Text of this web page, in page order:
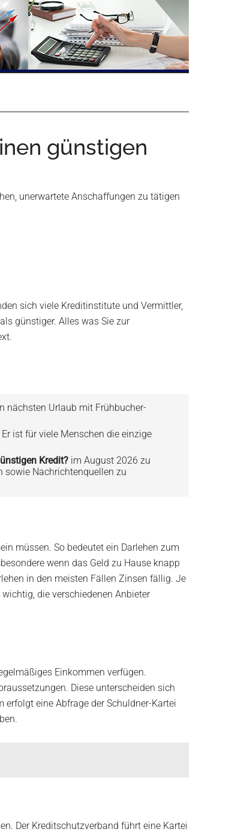
günstigen
unerwartete Anschaffungen zu tätigen
sich viele Kreditinstitute und Vermittler,
günstiger. Alles was Sie zur
nächsten Urlaub mit Frühbucher-
ist für viele Menschen die einzige
Kredit? im August 2026 zu
sowie Nachrichtenquellen zu
müssen. So bedeutet ein Darlehen zum
wenn das Geld zu Hause knapp
in den meisten Fällen Zinsen fällig. Je
die verschiedenen Anbieter
Einkommen verfügen.
Diese unterscheiden sich
eine Abfrage der Schuldner-Kartei
Der Kreditschutzverband führt eine Kartei